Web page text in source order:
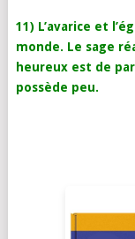
11) L’avarice et
monde. Le sage
heureux est de
possède peu.